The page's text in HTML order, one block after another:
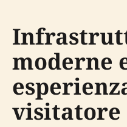
moderne
visitatore